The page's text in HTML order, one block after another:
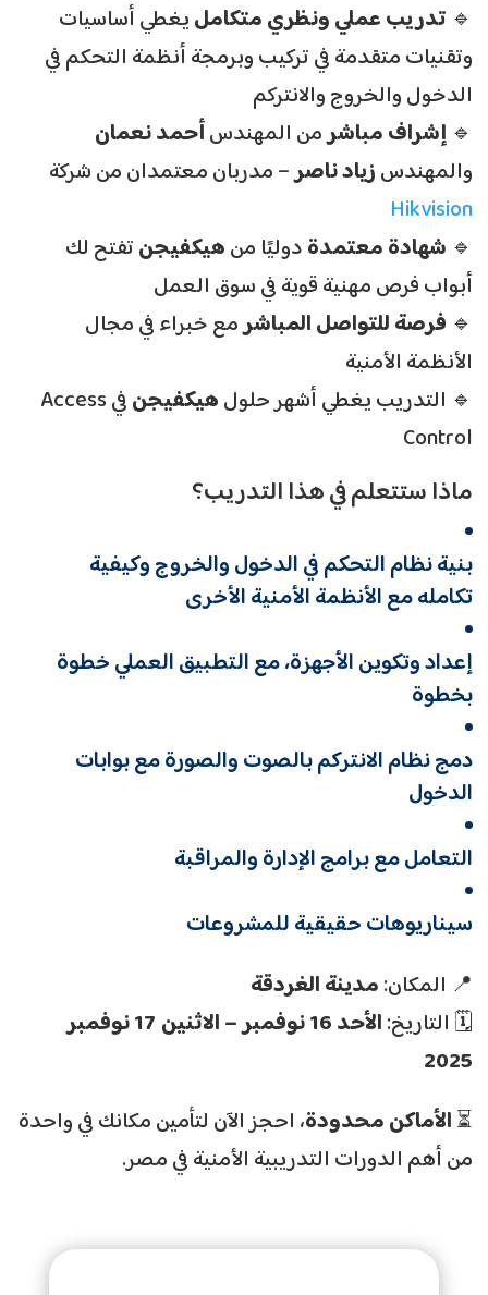
🔹 تدريب عملي ونظري متكامليغطي أساسيات
وتقنيات متقدمة في تركيب وبرمجة أنظمة التحكم في
الدخول والخروج والانتركم
🔹 إشراف مباشرمن المهندسأحمد نعمان
والمهندسزياد ناصر– مدربان معتمدان من شركة
Hikvision
🔹 شهادة معتمدةدوليًا منهيكفيجنتفتح لك
أبواب فرص مهنية قوية في سوق العمل
🔹 فرصة للتواصل المباشرمع خبراء في مجال
الأنظمة الأمنية
🔹 التدريب يغطي أشهر حلولهيكفيجن
في Access
Control
ماذا ستتعلم في هذا التدريب؟
بنية نظام التحكم في الدخول والخروج وكيفية
تكامله مع الأنظمة الأمنية الأخرى
إعداد وتكوين الأجهزة، مع التطبيق العملي خطوة
بخطوة
دمج نظام الانتركم بالصوت والصورة مع بوابات
الدخول
التعامل مع برامج الإدارة والمراقبة
سيناريوهات حقيقية للمشروعات
📍 المكان:مدينة الغردقة
🗓️ التاريخ:
الأحد 16 نوفمبر – الاثنين 17 نوفمبر
2025
⏳الأماكن محدودة، احجز الآن لتأمين مكانك في واحدة
من أهم الدورات التدريبية الأمنية في مصر.